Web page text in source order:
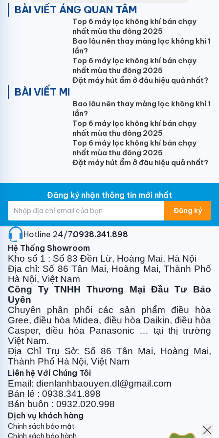
DÀN LẠNH
ZTNQ24GPLA0
Nguồn điện
BÀI VIẾT ÁNG QUAN TÂM
Top 6 máy lọc không khí bán chạy
nhất mùa thu đông 2025
Bao lâu nên thay màng lọc không khí 1
lần?
Top 6 máy lọc không khí bán chạy
nhất mùa thu đông 2025
Đặt máy hút ẩm ở đâu hiệu quả nhất?
BÀI VIẾT MI
Bao lâu nên thay màng lọc không khí 1
lần?
Top 6 máy lọc không khí bán chạy
nhất mùa thu đông 2025
Top 6 máy lọc không khí bán chạy
nhất mùa thu đông 2025
Đặt máy hút ẩm ở đâu hiệu quả nhất?
Đăng ký nhận thông tin mới nhất
Đăng ký
Hotline 24/7:0938.341.898
Hệ Thống Showroom
Kho số 1 : Số 83 Đền Lừ, Hoàng Mai, Hà Nội
Địa chỉ: Số 86 Tân Mai, Hoàng Mai, Thành Phố
Hà Nội, Việt Nam
Công Ty TNHH Thương Mại Đầu Tư Bảo
Uyên
Chuyên phân phối các sản phẩm điều hòa
Gree, điều hòa Midea, điều hòa Daikin, điều hòa
Casper, điều hòa Panasonic … tại thị trường
Việt Nam.
Địa Chỉ Trụ Sở: Số 86 Tân Mai, Hoàng Mai,
Thành Phố Hà Nội, Việt Nam
Liên hệ Với Chúng Tôi
Email: dienlanhbaouyen.dl@gmail.com
Bán lẻ : 0938.341.898
Bán buôn : 0932.020.998
Dịch vụ khách hàng
Chính sách bảo mật
Chính sách bảo hành